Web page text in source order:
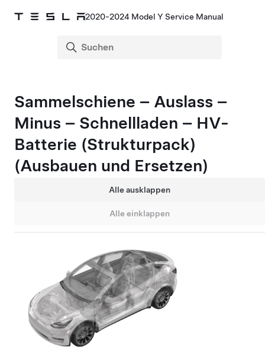
2020-2024 Model Y Service Manual
Sammelschiene – Auslass –
Minus – Schnellladen – HV-
Batterie (Strukturpack)
(Ausbauen und Ersetzen)
Alle ausklappen
Alle einklappen